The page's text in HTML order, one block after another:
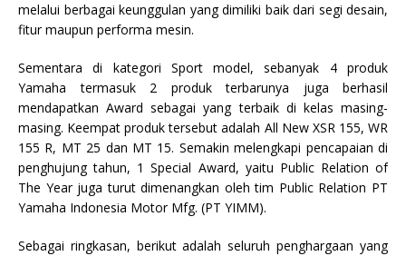
melalui berbagai keunggulan yang dimiliki baik dari segi desain,
fitur maupun performa mesin.
Sementara di kategori Sport model, sebanyak 4 produk
Yamaha termasuk 2 produk terbarunya juga berhasil
mendapatkan Award sebagai yang terbaik di kelas masing-
masing. Keempat produk tersebut adalah All New XSR 155, WR
155 R, MT 25 dan MT 15. Semakin melengkapi pencapaian di
penghujung tahun, 1 Special Award, yaitu Public Relation of
The Year juga turut dimenangkan oleh tim Public Relation PT
Yamaha Indonesia Motor Mfg. (PT YIMM).
Sebagai ringkasan, berikut adalah seluruh penghargaan yang